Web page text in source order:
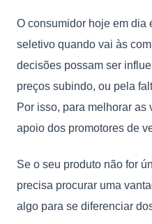
O consumidor hoje em dia
seletivo quando vai às
decisões possam ser
preços subindo, ou pela
Por isso, para melhorar
apoio dos promotores de
Se o seu produto não for
precisa procurar uma
algo para se diferenciar